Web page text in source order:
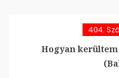
404.
Hogyan